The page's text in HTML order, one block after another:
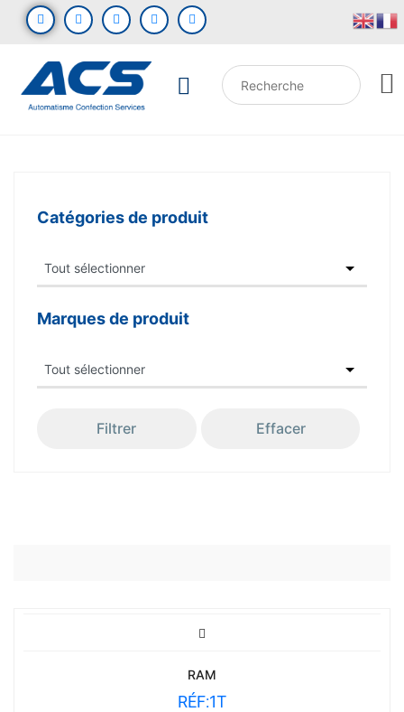
RAM
RÉF:1T
Catégories de produit
Marques de produit
Filtrer Effacer